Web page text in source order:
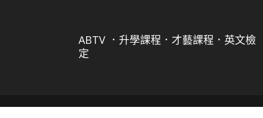
ABTV ．升學課程．才藝課程．英文檢
定